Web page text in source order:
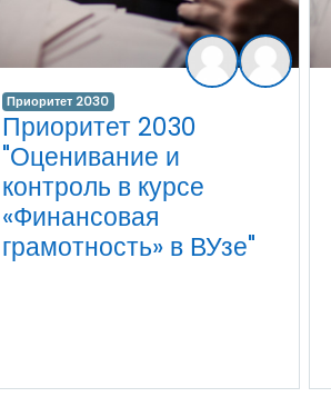
Приоритет 2030
Приоритет 2030
"Оценивание и
контроль в курсе
«Финансовая
грамотность» в ВУзе"